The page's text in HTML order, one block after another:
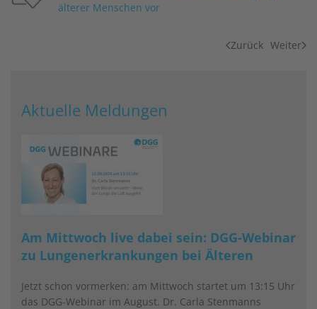
älterer Menschen vor
Zurück Weiter
Aktuelle Meldungen
Am Mittwoch live dabei sein: DGG-Webinar
zu Lungenerkrankungen bei Älteren
Jetzt schon vormerken: am Mittwoch startet um 13:15 Uhr
das DGG-Webinar im August. Dr. Carla Stenmanns